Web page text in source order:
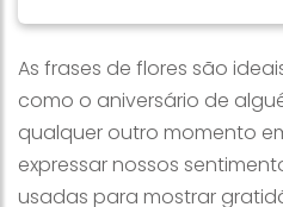
As frases de flores são
como o aniversário de
qualquer outro momento
expressar nossos
usadas para mostrar